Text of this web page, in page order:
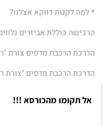
* למה לקנות דווקא אצלנו?
הרכישה כוללת אביזרים
הדרכת הרכבת מדפים צורת
הדרכת הרכבת מדפים "צורת
אל תקומו מהכורסא !!!